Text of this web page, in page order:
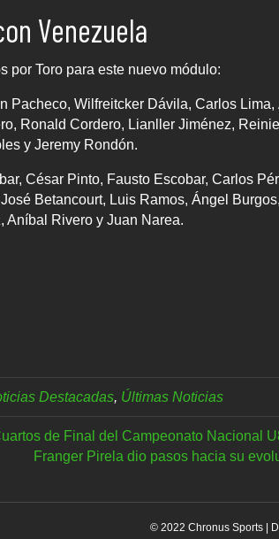
Venezuela
por Toro para este nuevo módulo:
Pacheco, Wilfreitcker Dávila, Carlos Lima,
Ronald Cordero, Lianller Jiménez,
y Jeremy Rondón.
César Pinto, Fausto Escobar, Carlos
Betancourt, Luis Ramos, Ángel
Aníbal Rivero y Juan Narea.
Destacadas, Últimas Noticias
de Final del Campeonato Nacional
Franger Pirela dio pasos hacia su
© 2022 Chronus Sports |